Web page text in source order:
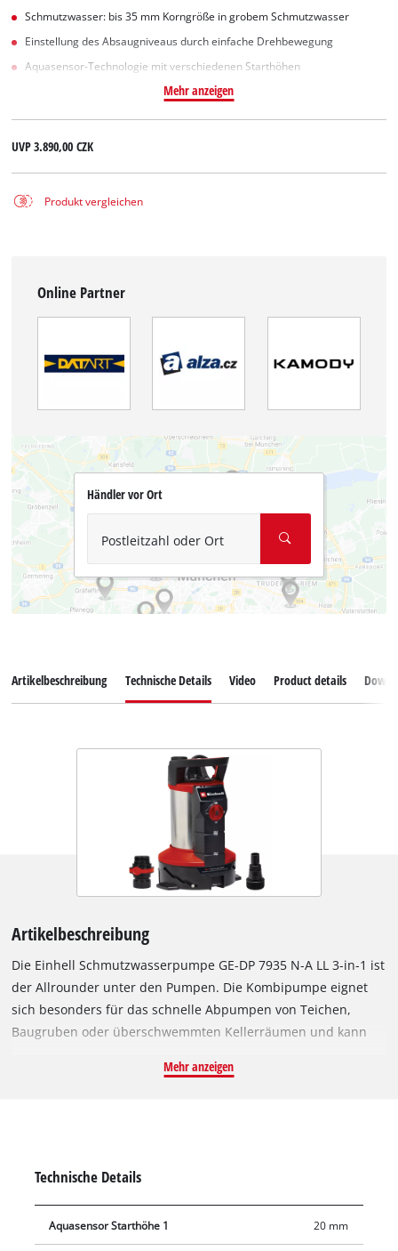
Schmutzwasser: bis 35 mm Korngröße in grobem Schmutzwasser
Einstellung des Absaugniveaus durch einfache Drehbewegung
Aquasensor-Technologie mit verschiedenen Starthöhen
Mehr anzeigen
UVP3.890,00 CZK
Produkt vergleichen
Online Partner
Händler vor Ort
Postleitzahl oder Ort
Artikelbeschreibung Technische Details Video Product details
Artikelbeschreibung
Die Einhell Schmutzwasserpumpe GE-DP 7935 N-A LL 3-in-1 ist
der Allrounder unter den Pumpen. Die Kombipumpe eignet
sich besonders für das schnelle Abpumpen von Teichen,
Baugruben oder überschwemmten Kellerräumen und kann
werden. Die Kombi-Schmutzwasserpumpe überzeugt mit
dafür, dass der Pumpenstart schnell und einfach eingestellt
werden kann. Hierbei wird zwischen Schmutz- und
Klarwassermodus unterschieden. Der Trockenlaufschutz sorgt
Mehr anzeigen
Technische Details
Aquasensor Starthöhe 1 20 mm